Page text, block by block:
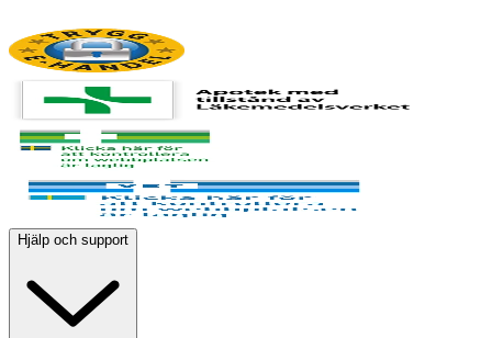
Hjälp och support